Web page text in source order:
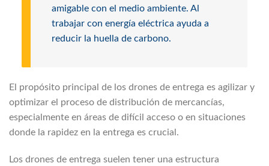
amigable con el medio ambiente. Al
trabajar con energía eléctrica ayuda a
reducir la huella de carbono.
El propósito principal de los drones de entrega es agilizar y
optimizar el proceso de distribución de mercancías,
especialmente en áreas de difícil acceso o en situaciones
donde la rapidez en la entrega es crucial.
Los drones de entrega suelen tener una estructura